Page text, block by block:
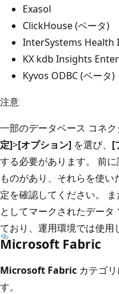
Exasol
ClickHouse (ベータ)
InterSystems Health
KX kdb Insights
Kyvos ODBC (ベータ)
注意
一部のデータベース コネク
定]>[オプション] を選び、 [
する必要があります。 前
ものがあり、それらを使い
定を確認してください。
としてマークされたデー
ており、運用環境では使用
Microsoft Fabric
Microsoft Fabric カテゴ
す。